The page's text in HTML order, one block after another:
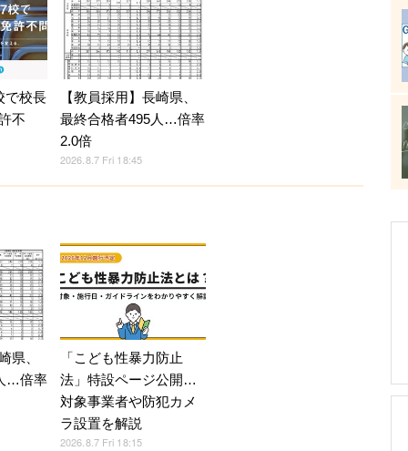
で校長
不
【教員採用】長崎県、
最終合格者495人…倍率
2.0倍
2026.8.7 Fri 18:45
県、
…倍率
「こども性暴力防止
法」特設ページ公開…
対象事業者や防犯カメ
ラ設置を解説
2026.8.7 Fri 18:15